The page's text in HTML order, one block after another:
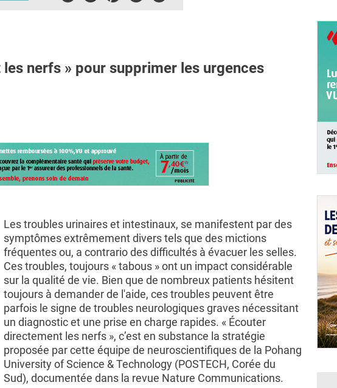
nerfs » pour supprimer les urgences
Les troubles urinaires et intestinaux, se manifestent par des
symptômes extrêmement divers tels que des mictions
fréquentes ou, a contrario des difficultés à évacuer les selles.
Ces troubles, toujours « tabous » ont un impact considérable
sur la qualité de vie. Bien que de nombreux patients hésitent
toujours à demander de l'aide, ces troubles peuvent être
parfois le signe de troubles neurologiques graves nécessitant
un diagnostic et une prise en charge rapides. « Écouter
directement les nerfs », c’est en substance la stratégie
proposée par cette équipe de neuroscientifiques de la Pohang
University of Science & Technology (POSTECH, Corée du
Sud), documentée dans la revue Nature Communications.